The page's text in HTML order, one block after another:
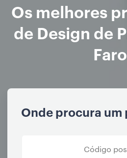
Os melhores
de Design de
Faro
Onde procura um